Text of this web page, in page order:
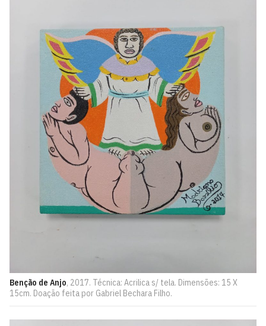
Benção de Anjo, 2017. Técnica: Acrilica s/ tela. Dimensões: 15 X
15cm. Doação feita por Gabriel Bechara Filho.